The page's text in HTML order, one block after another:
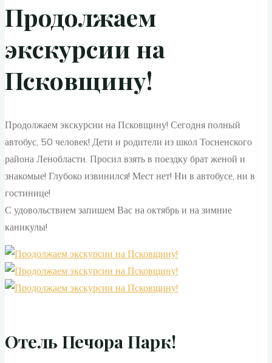
Продолжаем
экскурсии на
Псковщину!
Продолжаем экскурсии на Псковщину! Сегодня полный
автобус, 50 человек! Дети и родители из школ Тосненского
района Ленобласти. Просил взять в поездку брат женой и
знакомые! Глубоко извинился! Мест нет! Ни в автобусе, ни в
гостинице!
С удовольствием запишем Вас на октябрь и на зимние
каникулы!
Отель Печора Парк!